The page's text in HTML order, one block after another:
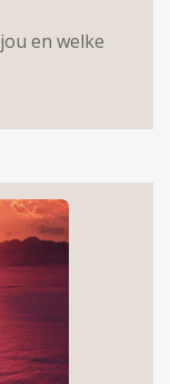
en welke